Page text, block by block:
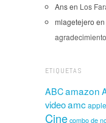
Ansen Los
mlagetejero en
ETIQUETAS
ABCamazon
videoamcapple
Cine combo de